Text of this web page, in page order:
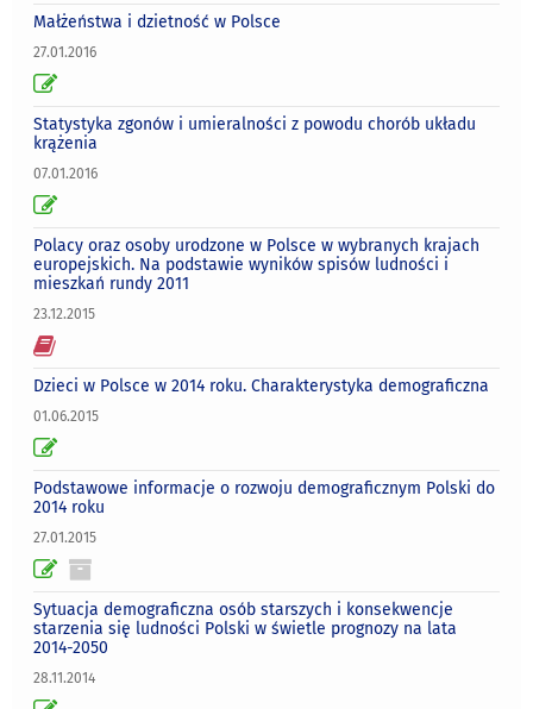
Małżeństwa i dzietność w Polsce
27.01.2016
Statystyka zgonów i umieralności z powodu chorób układu
krążenia
07.01.2016
Polacy oraz osoby urodzone w Polsce w wybranych krajach
europejskich. Na podstawie wyników spisów ludności i
mieszkań rundy 2011
23.12.2015
Dzieci w Polsce w 2014 roku. Charakterystyka demograficzna
01.06.2015
Podstawowe informacje o rozwoju demograficznym Polski do
2014 roku
27.01.2015
Sytuacja demograficzna osób starszych i konsekwencje
starzenia się ludności Polski w świetle prognozy na lata
2014-2050
28.11.2014